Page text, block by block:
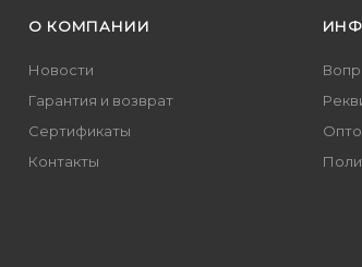
О КОМПАНИИ
Новости
Гарантия и возврат
Сертификаты
Контакты